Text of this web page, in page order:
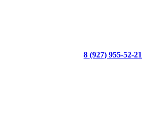
8 (927) 955-52-21